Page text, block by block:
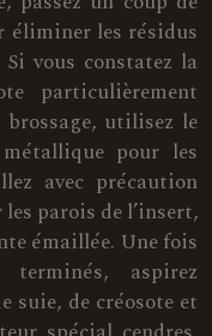
éliminer les résidus
vous constatez la
particulièrement
utilisez le
pour les
avec précaution
parois de l’insert,
émaillée. Une fois
aspirez
suie, de créosote et